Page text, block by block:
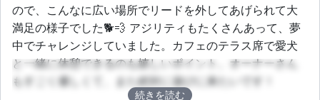
ので、こんなに広い場所でリードを外してあげられて大
満足の様子でした🐕💨 アジリティもたくさんあって、夢
中でチャレンジしていました。カフェのテラス席で愛犬
と一緒に休憩できるのも嬉しいポイント。オーナーさん
もすごく優しくて、また絶対に遊びに来たいです！
続きを読む